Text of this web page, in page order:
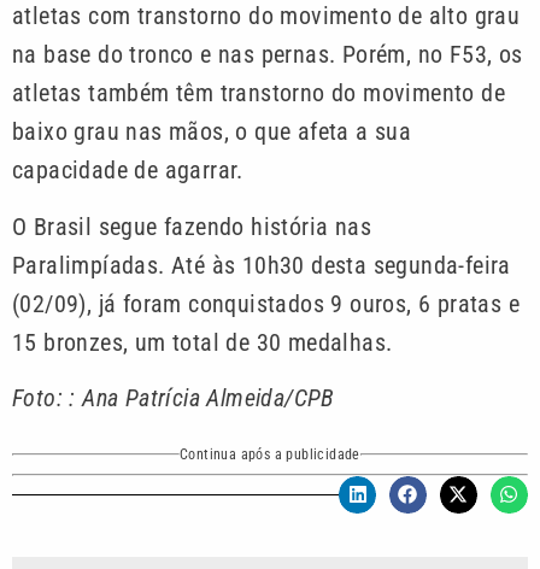
atletas com transtorno do movimento de alto grau
na base do tronco e nas pernas. Porém, no F53, os
atletas também têm transtorno do movimento de
baixo grau nas mãos, o que afeta a sua
capacidade de agarrar.
O Brasil segue fazendo história nas
Paralimpíadas. Até às 10h30 desta segunda-feira
(02/09), já foram conquistados 9 ouros, 6 pratas e
15 bronzes, um total de 30 medalhas.
Foto: : Ana Patrícia Almeida/CPB
Continua após a publicidade